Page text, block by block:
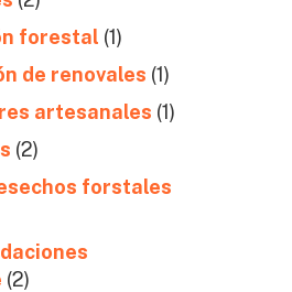
forestal (1)
de renovales (1)
artesanales (1)
(2)
forstales
(2)